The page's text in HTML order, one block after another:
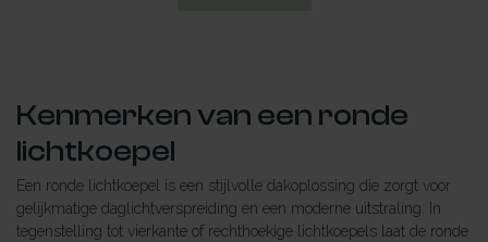
Kenmerken van een ronde
lichtkoepel
Een ronde lichtkoepel is een stijlvolle dakoplossing die zorgt voor
gelijkmatige daglichtverspreiding en een moderne uitstraling. In
tegenstelling tot vierkante of rechthoekige lichtkoepels laat de ronde